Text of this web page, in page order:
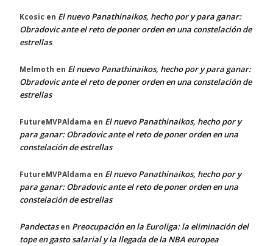
Kcosic en El nuevo Panathinaikos, hecho por y para ganar:
Obradovic ante el reto de poner orden en una constelación de
estrellas
Melmoth en El nuevo Panathinaikos, hecho por y para ganar:
Obradovic ante el reto de poner orden en una constelación de
estrellas
FutureMVPAldama en El nuevo Panathinaikos, hecho por y
para ganar: Obradovic ante el reto de poner orden en una
constelación de estrellas
FutureMVPAldama en El nuevo Panathinaikos, hecho por y
para ganar: Obradovic ante el reto de poner orden en una
constelación de estrellas
Pandectasen Preocupación en la Euroliga: la eliminación del
tope en gasto salarial y la llegada de la NBA europea